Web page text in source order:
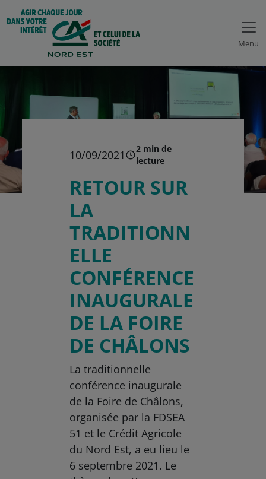
Menu
10/09/2021
2 min de
lecture
RETOUR SUR
LA
TRADITIONN
ELLE
CONFÉRENCE
INAUGURALE
DE LA FOIRE
DE CHÂLONS
La traditionnelle
conférence inaugurale
de la Foire de Châlons,
organisée par la FDSEA
51 et le Crédit Agricole
du Nord Est, a eu lieu le
6 septembre 2021. Le